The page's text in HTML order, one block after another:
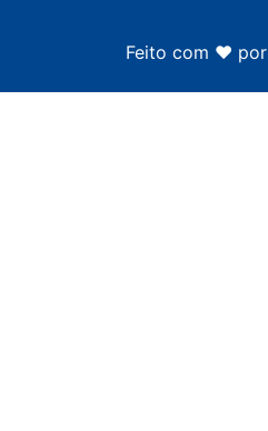
Feito com ❤ por